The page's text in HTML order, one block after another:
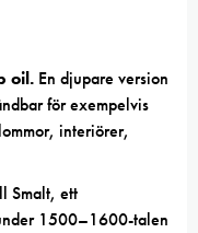
oil. En djupare version
för exempelvis
interiörer,
Smalt, ett
1500–1600-talen